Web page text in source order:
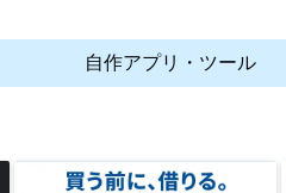
自作アプリ・ツール